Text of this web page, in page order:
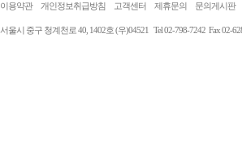
이용약관 개인정보취급방침 고객센터 제휴문의 문의게시판
서울시 중구 청계천로 40, 1402호 (우)04521 Tel 02-798-7242 Fax 02-